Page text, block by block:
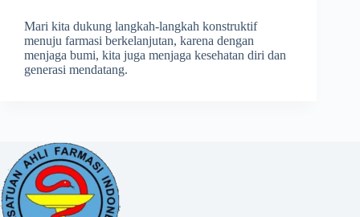
Mari kita dukung langkah-langkah konstruktif
menuju farmasi berkelanjutan, karena dengan
menjaga bumi, kita juga menjaga kesehatan diri dan
generasi mendatang.